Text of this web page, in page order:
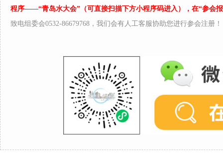
程序——“青岛水大会”（可直接扫描下方小程序码进入），在“参会
致电组委会0532-86679768，我们会有人工客服协助您进行参会注册！